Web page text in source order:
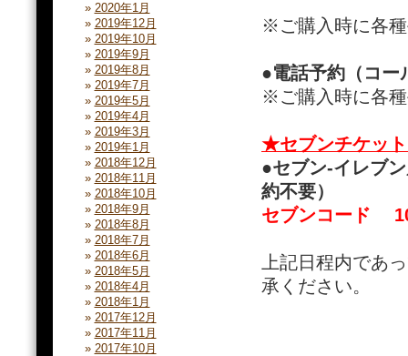
2020年1月
2019年12月
2019年10月
2019年9月
2019年8月
2019年7月
2019年5月
2019年4月
2019年3月
2019年1月
2018年12月
2018年11月
2018年10月
2018年9月
2018年8月
2018年7月
2018年6月
2018年5月
2018年4月
2018年1月
2017年12月
2017年11月
2017年10月
※ご購入時に各
●電話予約（コー
※ご購入時に各
★セブンチケッ
●セブン-イレブ
約不要）
セブンコード
上記日程内であ
承ください。